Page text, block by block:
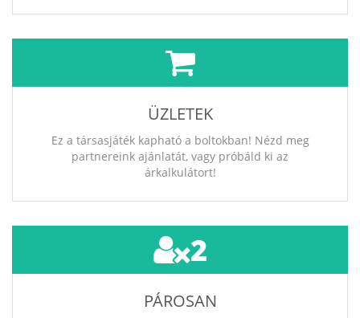
ÜZLETEK
Ez a társasjáték kapható a boltokban! Nézd meg
partnereink ajánlatát, vagy próbáld ki az
árkalkulátort!
2
PÁROSAN